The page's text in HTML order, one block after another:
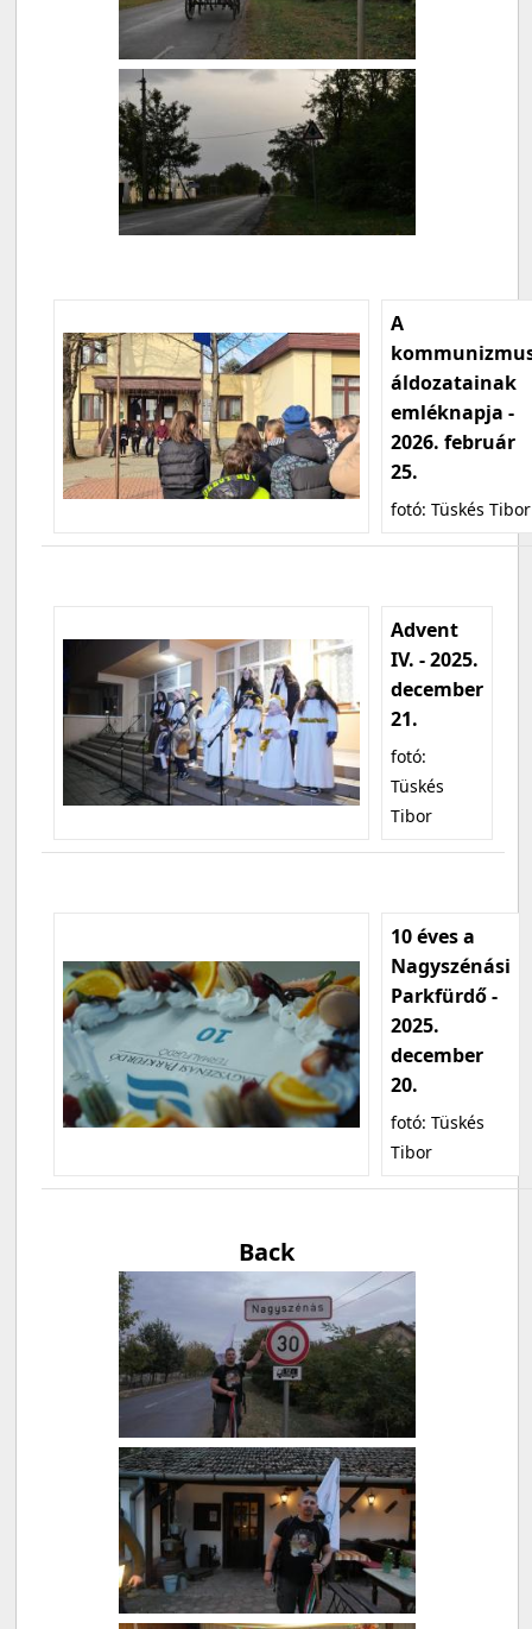
A
áldozatainak
emléknapja -
2026. február
25.
fotó: Tüskés Tibor
Advent
IV. - 2025.
december
21.
fotó:
Tüskés
Tibor
10 éves a
Nagyszénási
Parkfürdő -
2025.
december
20.
fotó: Tüskés
Tibor
Back